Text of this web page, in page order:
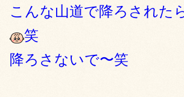
こんな山道で降ろされた
笑
降ろさないで〜笑